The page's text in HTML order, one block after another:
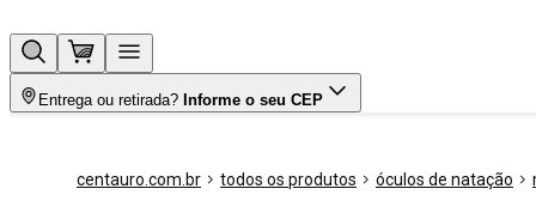
Entrega ou retirada? Informe o seu CEP
centauro.com.br todos os produtos óculos de natação